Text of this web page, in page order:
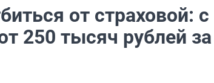
от страховой:
250 тысяч рублей